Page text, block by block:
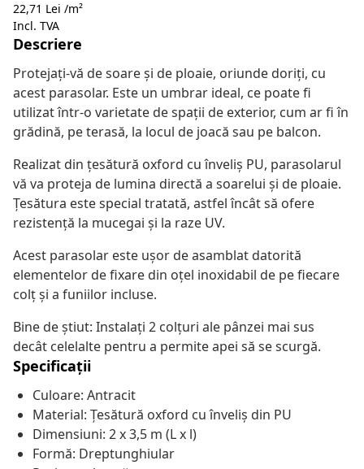
22,71 Lei /m²
Incl. TVA
Descriere
Protejați-vă de soare și de ploaie, oriunde doriți, cu
acest parasolar. Este un umbrar ideal, ce poate fi
utilizat într-o varietate de spații de exterior, cum ar fi în
grădină, pe terasă, la locul de joacă sau pe balcon.
Realizat din țesătură oxford cu înveliș PU, parasolarul
vă va proteja de lumina directă a soarelui și de ploaie.
Țesătura este special tratată, astfel încât să ofere
rezistență la mucegai și la raze UV.
Acest parasolar este ușor de asamblat datorită
elementelor de fixare din oțel inoxidabil de pe fiecare
colț și a funiilor incluse.
Bine de știut: Instalați 2 colțuri ale pânzei mai sus
decât celelalte pentru a permite apei să se scurgă.
Specificații
Culoare: Antracit
Material: Țesătură oxford cu înveliș din PU
Dimensiuni: 2 x 3,5 m (L x l)
Formă: Dreptunghiular